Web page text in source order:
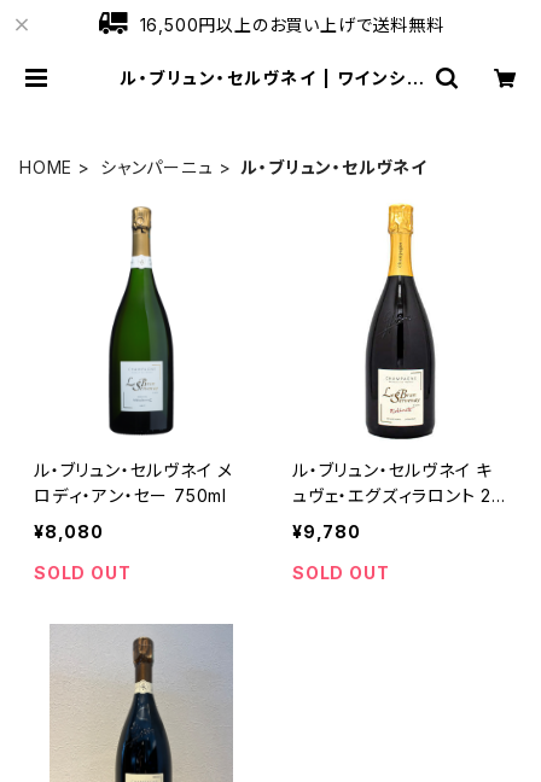
16,500円以上のお買い上げで送料無料
ル・ブリュン・セルヴネイ | ワインショ
HOME シャンパーニュ ル・ブリュン・セルヴネイ
ル・ブリュン・セルヴネイ メ
ロディ・アン・セー 750ml
¥8,080
SOLD OUT
ル・ブリュン・セルヴネイ キ
ュヴェ・エグズィラロント 20
13 750ml
¥9,780
SOLD OUT